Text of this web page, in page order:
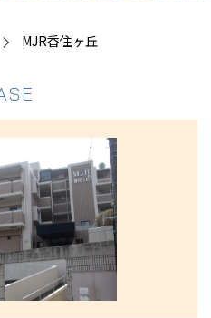
7505
MJR香住ヶ丘